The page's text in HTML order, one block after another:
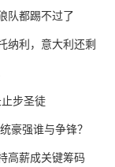
队都踢不过了
纳利，意大利还剩
步圣徒
豪强谁与争锋？
高薪成关键筹码